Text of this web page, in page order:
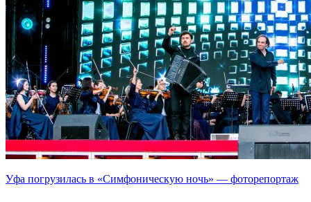
Уфа погрузилась в «Симфоническую ночь» — фоторепортаж